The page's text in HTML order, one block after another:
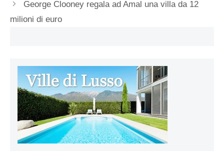
George Clooney regala ad Amal una villa da 12
milioni di euro